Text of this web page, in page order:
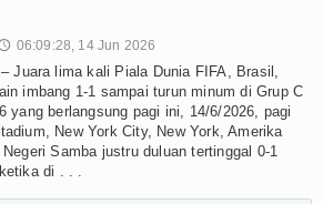
06:09:28, 14 Jun 2026
Juara lima kali Piala Dunia FIFA, Brasil,
imbang 1-1 sampai turun minum di Grup C
yang berlangsung pagi ini, 14/6/2026, pagi
New York City, New York, Amerika
Samba justru duluan tertinggal 0-1
di . . .